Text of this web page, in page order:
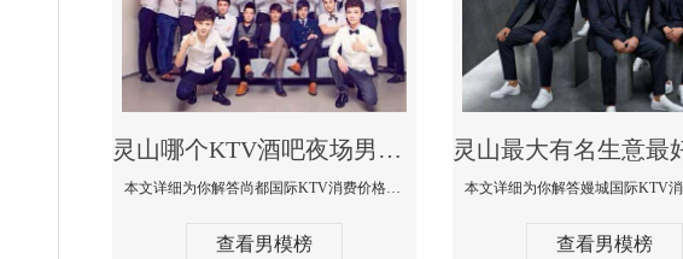
灵山哪个KTV酒吧夜场男模公关型男最帅-尚都国际KTV消费价格点评
本文详细为你解答尚都国际KTV消费价格点评，更多关于哪个KTV酒吧夜场男模公关型男最帅免费咨询150 99997335微信同步
查看男模榜 查看男模榜